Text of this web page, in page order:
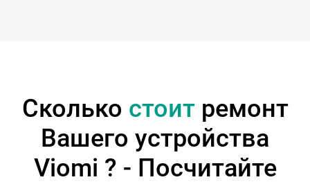
Сколько стоитремонт
Вашего устройства
Viomi ? - Посчитайте